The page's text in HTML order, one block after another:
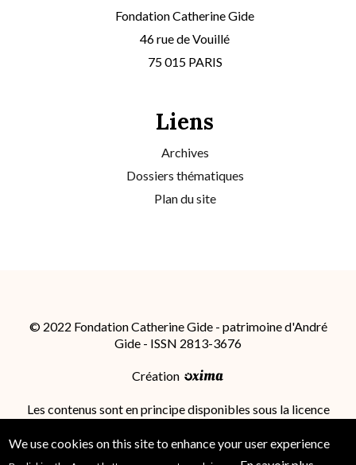
Fondation Catherine Gide
46 rue de Vouillé
75 015 PARIS
Liens
Archives
Dossiers thématiques
Plan du site
© 2022 Fondation Catherine Gide - patrimoine d'André
Gide - ISSN 2813-3676
Création
Les contenus sont en principe disponibles sous la licence
International (CC BY-SA 4.0); des conditions
supplémentaires peuvent s'appliquer.
We use cookies on this site to enhance your user experience